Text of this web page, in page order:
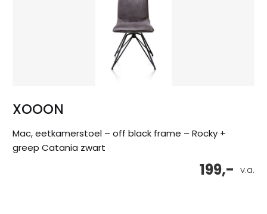
XOOON
Mac, eetkamerstoel – off black frame – Rocky +
greep Catania zwart
v.a.
199,-